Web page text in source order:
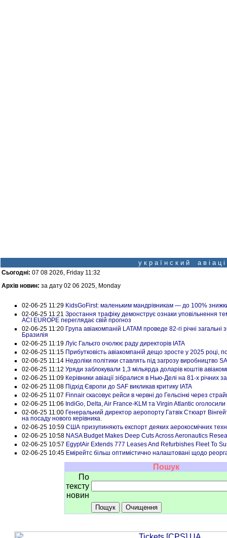
у к р а ї н с к и й а в і а
Сьогодні: 07 08 2026, Friday 11:32
Архів новин: за дату 02 06 2025, Monday
02-06-25 11:29 KidsGoFirst: маленьким мандрівникам — до 100%
02-06-25 11:21 Зростання трафіку демонструє ознаки уповільнення
ACI EUROPE переглядає свій прогноз
02-06-25 11:20 Група авіакомпаній LATAM проведе 82-гі річні
Бразилія
02-06-25 11:19 Луїс Гальєго очолює раду директорів IATA
02-06-25 11:15 Прибутковість авіакомпаній дещо зросте у 2025 році,
02-06-25 11:14 Недоліки політики ставлять під загрозу виробництво
02-06-25 11:12 Уряди заблокували 1,3 мільярда доларів коштів
02-06-25 11:09 Керівники авіації зібралися в Нью-Делі на 81-х річних
02-06-25 11:08 Підхід Європи до SAF викликав критику IATA
02-06-25 11:07 Finnair скасовує рейси в червні до Гельсінкі через
02-06-25 11:06 IndiGo, Delta, Air France-KLM та Virgin Atlantic
02-06-25 11:00 Генеральний директор аеропорту Гатвік Стюарт
на посаду нового керівника.
02-06-25 10:59 США призупиняють експорт деяких аерокосмічних
02-06-25 10:58 NASA Budget Makes Deep Cuts Across Aeronautics
02-06-25 10:57 EgyptAir Extends 777 Leases And Refurbishes Fleet To
02-06-25 10:45 Емірейтс більш оптимістично налаштовані щодо
Пошук
По
тексту
новин